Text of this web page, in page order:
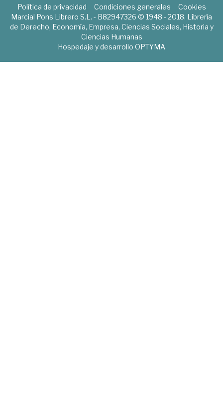
Política de privacidad Condiciones generales
Cookies
Marcial Pons Librero S.L. - B82947326 © 1948 - 2018. Librería
de Derecho, Economía, Empresa, Ciencias Sociales, Historia y
Ciencias Humanas
Hospedaje y desarrollo OPTYMA